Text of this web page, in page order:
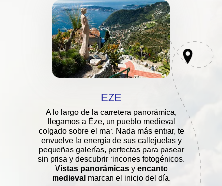
EZE
A lo largo de la carretera panorámica,
llegamos a Èze, un pueblo medieval
colgado sobre el mar. Nada más entrar, te
envuelve la energía de sus callejuelas y
pequeñas galerías, perfectas para pasear
sin prisa y descubrir rincones fotogénicos.
Vistas panorámicasy encanto
medieval marcan el inicio del día.